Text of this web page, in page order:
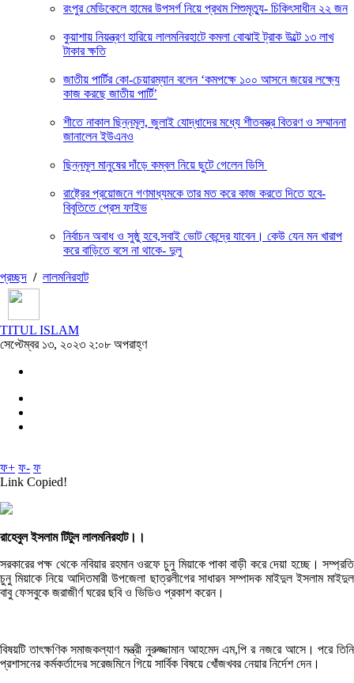
রংপুর মেডিকেলে হামের উপসর্গ নিয়ে প্রথম শিশুমৃত্যু- চিকিৎসাধীন ২২ জন
কুয়াশায় নিয়ন্ত্রণ হারিয়ে লালমনিরহাটে কমলা বোঝাই ট্রাক উল্টে ১৩ লাখ
টাকার ক্ষতি
জাতীয় পার্টির কো-চেয়ারম্যান বলেন ‘কমপক্ষে ১০০ আসনে জয়ের লক্ষ্যে
কাজ করছে জাতীয় পার্টি’
শীতে নাকাল ছিন্নমূল, জুলাই যোদ্ধাদের মধ্যে শীতবস্ত্র বিতরণ ও সম্মাননা
জানালেন ইউএনও
ছিন্নমূল মানুষের দাঁড়ে কম্বল নিয়ে ছুটে গেলেন ডিসি
রাষ্ট্রের প্রয়োজনে গণমাধ্যমকে তার মত করে কাজ করতে দিতে হবে-
বিবৃতিতে প্রেস ফাইভ
নির্বাচন অবাধ ও সুষ্ঠু হবে,সবাই ভোট কেন্দ্রে যাবেন। কেউ যেন মন খারাপ
করে বাড়িতে বসে না থাকে- দুলু
প্রচ্ছদ / লালমনিরহাট
TITUL ISLAM
সেপ্টেম্বর ১৩, ২০২৩ ২:০৮ অপরাহ্ণ
ফ+ ফ- ফ
Link Copied!
রাহেবুল ইসলাম টিটুল লালমনিরহাট।।
সরকারের পক্ষ থেকে নবিয়ার রহমান ওরফে চুনু মিয়াকে পাকা বাড়ী করে দেয়া হচ্ছে। সম্প্রতি
চুনু মিয়াকে নিয়ে আদিতমারী উপজেলা ছাত্রলীগের সাধারন সম্পাদক মাইদুল ইসলাম মাইদুল
বাবু ফেসবুকে জরাজীর্ণ ঘরের ছবি ও ভিডিও প্রকাশ করেন।
বিষয়টি তাৎক্ষণিক সমাজকল্যাণ মন্ত্রী নুরুজ্জামান আহমেদ এম,পি র নজরে আসে। পরে তিনি
প্রশাসনের কর্মকর্তাদের সরেজমিনে গিয়ে সার্বিক বিষয়ে খোঁজখবর নেয়ার নির্দেশ দেন।